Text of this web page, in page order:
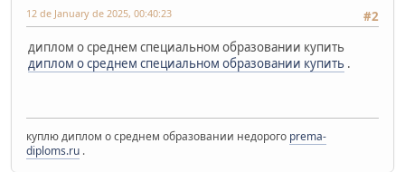
#2
12 de January de 2025, 00:40:23
диплом о среднем специальном образовании купить
диплом о среднем специальном образовании купить .
куплю диплом о среднем образовании недорого prema-
diploms.ru .